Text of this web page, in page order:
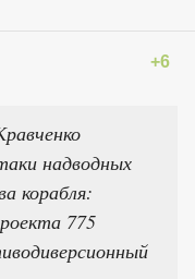
+6
надводных
корабля:
775